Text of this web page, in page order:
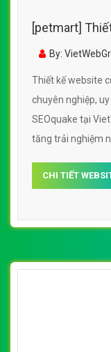
[petmart]
đẹp, chuyên
By:
Thiết kế website
VietWeb, tối ưu
người dùng khi
CHI TIẾT